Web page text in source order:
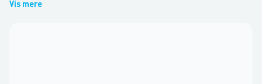
Vis mere